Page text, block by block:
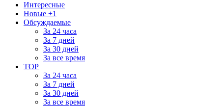
Интересные
Новые +1
Обсуждаемые
За 24 часа
За 7 дней
За 30 дней
За все время
TOP
За 24 часа
За 7 дней
За 30 дней
За все время